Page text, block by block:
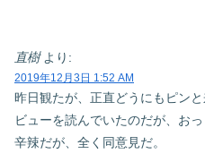
直樹 より:
2019年12月3日 1:52 AM
昨日観たが、正直どうにもピン
ビューを読んでいたのだが、お
辛辣だが、全く同意見だ。